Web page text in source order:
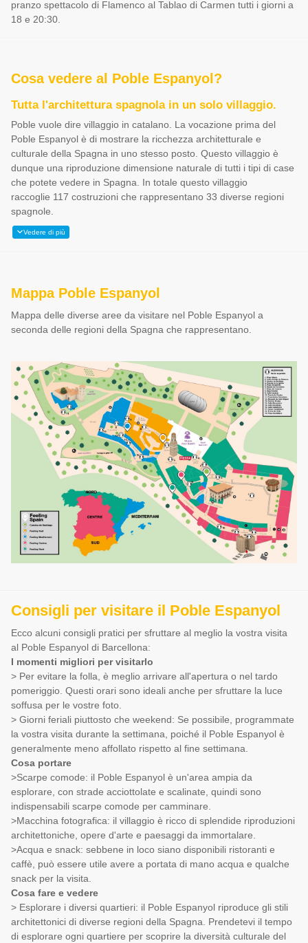
pranzo spettacolo di Flamenco al Tablao di Carmen tutti i giorni a
18 e 20:30.
Cosa vedere al Poble Espanyol?
Tutta l'architettura spagnola in un solo villaggio.
Poble vuole dire villaggio in catalano. La vocazione prima del
Poble Espanyol è di mostrare la ricchezza architetturale e
culturale della Spagna in uno stesso posto. Questo villaggio è
dunque una riproduzione dimensione naturale di tutti i tipi di case
che potete vedere in Spagna. In totale questo villaggio
raccoglie 117 costruzioni che rappresentano 33 diverse regioni
spagnole.
Vedere di più
Mappa Poble Espanyol
Mappa delle diverse aree da visitare nel Poble Espanyol a
seconda delle regioni della Spagna che rappresentano.
Consigli per visitare il Poble Espanyol
Ecco alcuni consigli pratici per sfruttare al meglio la vostra visita
al Poble Espanyol di Barcellona:
I momenti migliori per visitarlo
> Per evitare la folla, è meglio arrivare all'apertura o nel tardo
pomeriggio. Questi orari sono ideali anche per sfruttare la luce
soffusa per le vostre foto.
> Giorni feriali piuttosto che weekend: Se possibile, programmate
la vostra visita durante la settimana, poiché il Poble Espanyol è
generalmente meno affollato rispetto al fine settimana.
Cosa portare
>Scarpe comode: il Poble Espanyol è un'area ampia da
esplorare, con strade acciottolate e scalinate, quindi sono
indispensabili scarpe comode per camminare.
>Macchina fotografica: il villaggio è ricco di splendide riproduzioni
architettoniche, opere d'arte e paesaggi da immortalare.
>Acqua e snack: sebbene in loco siano disponibili ristoranti e
caffè, può essere utile avere a portata di mano acqua e qualche
snack per la visita.
Cosa fare e vedere
> Esplorare i diversi quartieri: il Poble Espanyol riproduce gli stili
architettonici di diverse regioni della Spagna. Prendetevi il tempo
di esplorare ogni quartiere per scoprire la diversità culturale del